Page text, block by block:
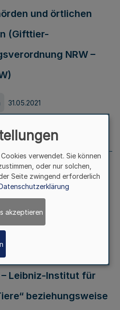
und örtlichen
(Gifttier-
NRW –
31.05.2021
des Staatsvertrages
der
Stiftung
Leibniz-Institut für
beziehungsweise
verwendet. Sie können
oder nur solchen,
Seite zwingend erforderlich
akzeptieren